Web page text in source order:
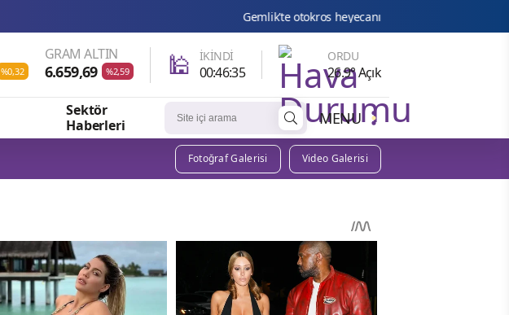
Gemlik’te otokros heyecanı Bilgesu Erenus Son Yolculuğuna
%0,32
GRAM ALTIN
6.659,69 %2,59 🕌 İKINDI
00:46:33
ORDU
26.9° Açık
Sektör
Haberleri
MENU
Fotoğraf Galerisi Video Galerisi